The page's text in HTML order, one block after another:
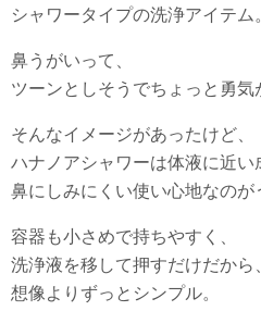
シャワータイプの洗浄アイテム。
鼻うがいって、
ツーンとしそうでちょっと勇気
そんなイメージがあったけど、
ハナノアシャワーは体液に近い
鼻にしみにくい使い心地なのが
容器も小さめで持ちやすく、
洗浄液を移して押すだけだから、
想像よりずっとシンプル。